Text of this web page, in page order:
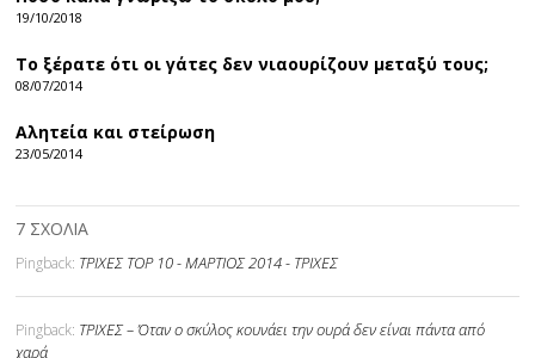
19/10/2018
Το ξέρατε ότι οι γάτες δεν νιαουρίζουν μεταξύ τους;
08/07/2014
Αλητεία και στείρωση
23/05/2014
7 ΣΧΟΛΙΑ
Pingback: ΤΡΙΧΕΣ TOP 10 - ΜΑΡΤΙΟΣ 2014 - ΤΡΙΧΕΣ
Pingback: ΤΡΙΧΕΣ – Όταν ο σκύλος κουνάει την ουρά δεν είναι πάντα από
χαρά